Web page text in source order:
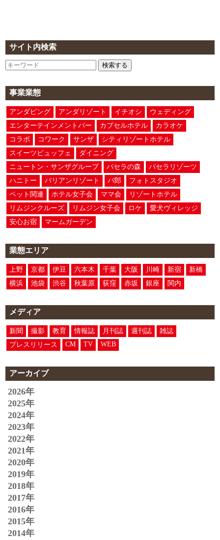
サイト内検索
検索する
事業業態
アンダピング アンダリゾート イチオシ
ウェディング
エンターテインメントバー
カプセルホテル
カラオケ
コラボ
コワーク サンザ
シティリゾートホテル
スイーツビュッフェ
ダイニング
ニュートン・サンザグループ
パセラの森
パセラリゾーツ
ハニトー
バリアンリゾート パ郎
フォトスタジオ
ペット関連
ホテル女子会 ママ会
リゾートホテル
リムジンクルーズ
リムジン女子会 ロケ
愛犬ヴィレッジ
安心お宿
マームガーデン
業態エリア
上野 京都 伊豆 六本木 千葉 大阪 川崎 新宿
新橋
横浜
池袋 渋谷 秋葉原 荻窪 赤坂 銀座 関内
メディア
新聞 撮影 教育 情報誌 月刊誌 週刊誌
雑誌
プレスリリース
CM TV WEB
アーカイブ
2026年
2025年
2024年
2023年
2022年
2021年
2020年
2019年
2018年
2017年
2016年
2015年
2014年